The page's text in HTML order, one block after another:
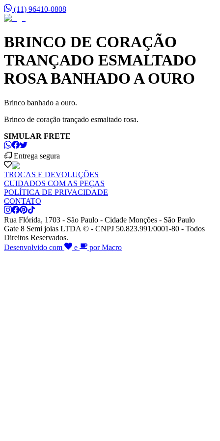
(11) 96410-0808
BRINCO DE CORAÇÃO
TRANÇADO ESMALTADO
ROSA BANHADO A OURO
Brinco banhado a ouro.
Brinco de coração trançado esmaltado rosa.
SIMULAR FRETE
Entrega segura
TROCAS E DEVOLUÇÕES
CUIDADOS COM AS PEÇAS
POLÍTICA DE PRIVACIDADE
CONTATO
Rua Flórida, 1703 - São Paulo - Cidade Monções - São Paulo
Gate 8 Semi joias LTDA © - CNPJ 50.823.991/0001-80 - Todos
Direitos Reservados.
Desenvolvido com
e por Macro